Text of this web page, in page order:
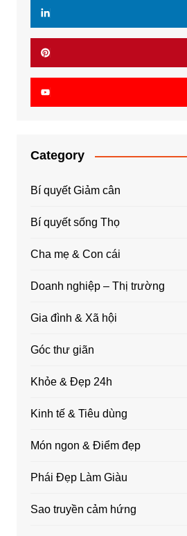
Category
Bí quyết Giảm cân
Bí quyết sống Thọ
Cha mẹ & Con cái
Doanh nghiệp – Thị trường
Gia đình & Xã hội
Góc thư giãn
Khỏe & Đẹp 24h
Kinh tế & Tiêu dùng
Món ngon & Điểm đẹp
Phái Đẹp Làm Giàu
Sao truyền cảm hứng